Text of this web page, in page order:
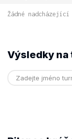
Žádné nadcházející
Výsledky